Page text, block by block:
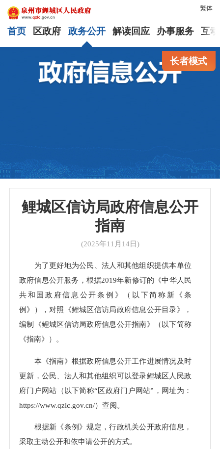
繁体
首页 区政府 政务公开 解读回应 办事服务 互
长者模式
鲤城区信访局政府信息公开
指南
(2025年11月14日)
为了更好地为公民、法人和其他组织提供本单位
政府信息公开服务，根据2019年新修订的《中华人民
共和国政府信息公开条例》（以下简称新《条
例》），对照《鲤城区信访局政府信息公开目录》，
编制《鲤城区信访局政府信息公开指南》（以下简称
《指南》）。
本《指南》根据政府信息公开工作进展情况及时
更新，公民、法人和其他组织可以登录鲤城区人民政
府门户网站（以下简称“区政府门户网站”，网址为：
https://www.qzlc.gov.cn/）查阅。
根据新《条例》规定，行政机关公开政府信息，
采取主动公开和依申请公开的方式。